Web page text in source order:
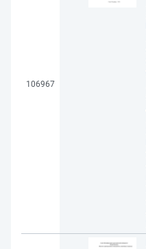
106967